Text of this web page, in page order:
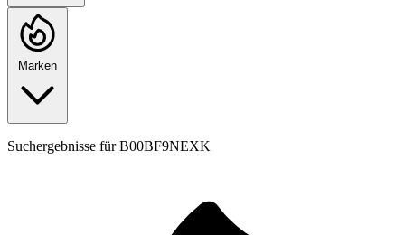
Marken
Suchergebnisse fürB00BF9NEXK